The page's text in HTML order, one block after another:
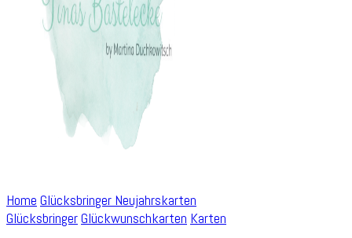
Home Glücksbringer Neujahrskarten
GlücksbringerGlückwunschkarten Karten